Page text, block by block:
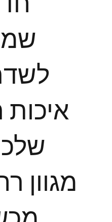
איכות
מגוון